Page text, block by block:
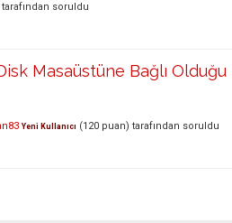
tarafından soruldu
Masaüstüne Bağlı Olduğu
Yeni Kullanıcı (120 puan) tarafından soruldu